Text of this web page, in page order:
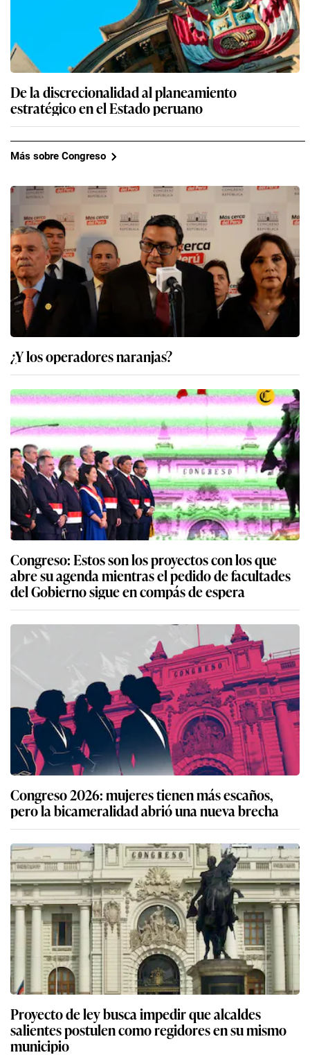
De la discrecionalidad al planeamiento
estratégico en el Estado peruano
Más sobre Congreso
¿Y los operadores naranjas?
Congreso: Estos son los proyectos con los que
abre su agenda mientras el pedido de facultades
del Gobierno sigue en compás de espera
Congreso 2026: mujeres tienen más escaños,
pero la bicameralidad abrió una nueva brecha
Proyecto de ley busca impedir que alcaldes
salientes postulen como regidores en su mismo
municipio